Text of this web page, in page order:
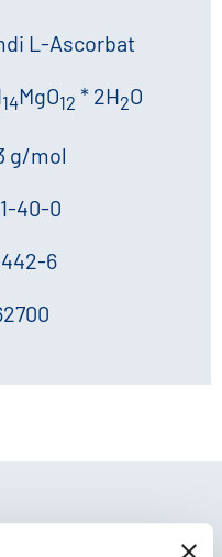
L-Ascorbat
14MgO12 * 2H2O
g/mol
40-0
6